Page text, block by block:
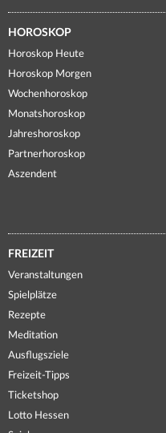
HOROSKOP
Horoskop Heute
Horoskop Morgen
Wochenhoroskop
Monatshoroskop
Jahreshoroskop
Partnerhoroskop
Aszendent
FREIZEIT
Veranstaltungen
Spielplätze
Rezepte
Meditation
Ausflugsziele
Freizeit-Tipps
Ticketshop
Lotto Hessen